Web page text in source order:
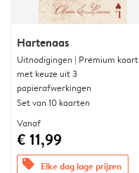
Hartenaas
Uitnodigingen | Premium kaart
met keuze uit 3
papierafwerkingen
Set van 10 kaarten
Vanaf
€ 11,99
offers Elke dag lage prijzen